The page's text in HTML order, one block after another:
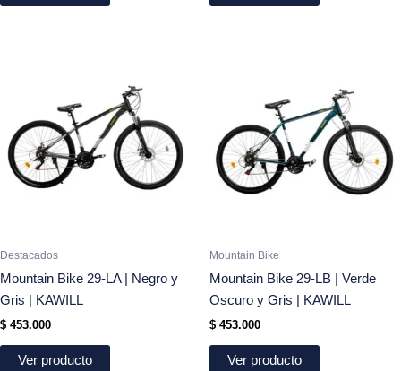
Destacados
Mountain Bike 29-LA | Negro y
Gris | KAWILL
$ 453.000
Ver producto
Mountain Bike
Mountain Bike 29-LB | Verde
Oscuro y Gris | KAWILL
$ 453.000
Ver producto